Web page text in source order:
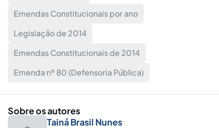
Emendas Constitucionais por ano
Legislação de 2014
Emendas Constitucionais de 2014
Emenda nº 80 (Defensoria Pública)
Sobre os autores
Tainá Brasil Nunes